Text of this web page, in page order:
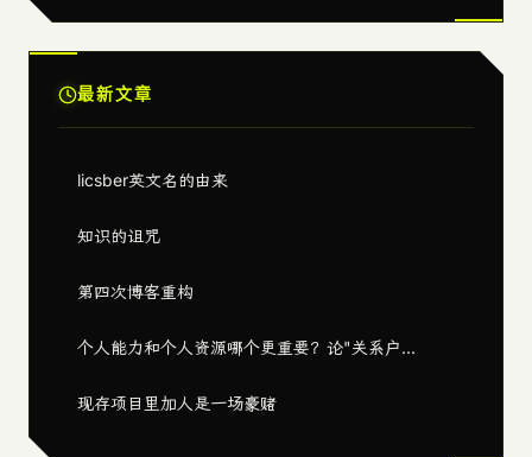
最新文章
licsber英文名的由来
知识的诅咒
第四次博客重构
个人能力和个人资源哪个更重要？论"关系户...
现存项目里加人是一场豪赌